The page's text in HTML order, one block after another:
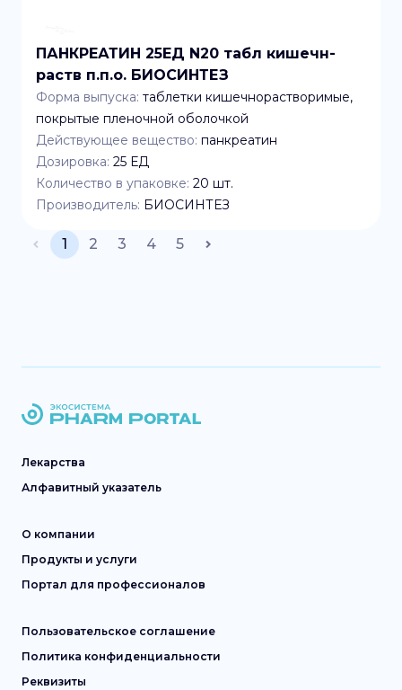
ПАНКРЕАТИН 25ЕД N20 табл кишечн-
раств п.п.о. БИОСИНТЕЗ
Форма выпуска: таблетки кишечнорастворимые,
покрытые пленочной оболочкой
Действующее вещество: панкреатин
Дозировка: 25 ЕД
Количество в упаковке: 20 шт.
Производитель: БИОСИНТЕЗ
1 2 3 4 5
Лекарства
Алфавитный указатель
О компании
Продукты и услуги
Портал для профессионалов
Пользовательское соглашение
Политика конфиденциальности
Реквизиты